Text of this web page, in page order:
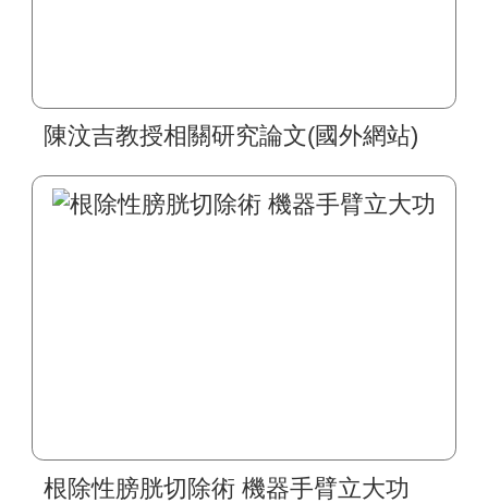
陳汶吉教授相關研究論文(國外網站)
根除性膀胱切除術 機器手臂立大功